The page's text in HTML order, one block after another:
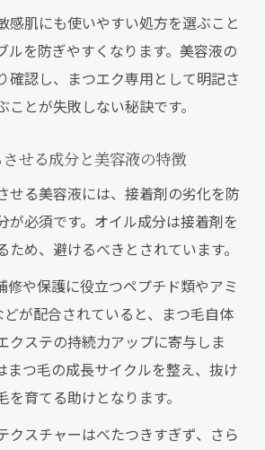
に保つ美容液ケアのポイント
ながら自まつ毛を守る美容液ケ
れを防ぐ自まつ毛と美容液の関
術後におすすめの美容液ケアポ
応美容液で健康的なまつ毛を目
の美容液使用は本当に大丈夫？
術後に美容液を塗っても大丈夫
感肌にも使いやすい処方を選ぶこと
ルを防ぎやすくなります。美容液の
確認し、まつエク専用として明記さ
とが失敗しない秘訣です。
せる成分と美容液の特徴
せる美容液には、接着剤の劣化を防
が必須です。オイル成分は接着剤を
め、避けるべきとされています。
修や保護に役立つペプチド類やアミ
が配合されていると、まつ毛自体
クステの持続力アップに寄与しま
まつ毛の成長サイクルを整え、抜け
育てる助けとなります。
クスチャーはべたつきすぎず、さら